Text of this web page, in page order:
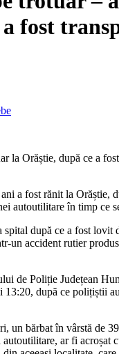
fost
la Orăștie, după ce a
a fost rănit la Orăștie,
autoutilitare în timp ce
spital după ce a fost lovit
un accident rutier
de Poliție Județean
după ce polițiștii
un bărbat în vârstă de
ar fi acroșat